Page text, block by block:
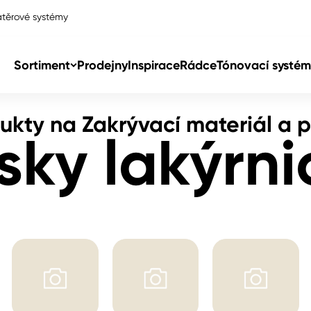
systémy
Sortiment ProdejnyInspiraceRádceTónovací
na Zakrývací materiál a